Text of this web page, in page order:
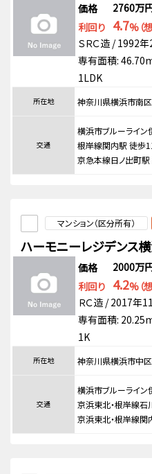
価格
2760万
利回り 4.7%（
ＳＲＣ造 / 1992
専有面積:
1LDK
所在地 神奈川県横浜市南
交通
横浜市ブルーライ
根岸線関内駅 徒歩
京急本線日ノ出町
マンション（区分所有）
ハーモニーレジデンス
価格
2000万
利回り 4.2%（
ＲＣ造 / 2017年
専有面積:
1K
所在地 神奈川県横浜市中
交通
横浜市ブルーライ
京浜東北・根岸線
京浜東北・根岸線